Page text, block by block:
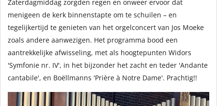
Zaterdagmiddag zorgden regen en onweer ervoor dat
menigeen de kerk binnenstapte om te schuilen – en
tegelijkertijd te genieten van het orgelconcert van Jos Moeke
zoals andere aanwezigen. Het programma bood een
aantrekkelijke afwisseling, met als hoogtepunten Widors
'Symfonie nr. IV', in het bijzonder het zacht en teder 'Andante
cantabile', en Boëllmanns 'Prière à Notre Dame'. Prachtig!!